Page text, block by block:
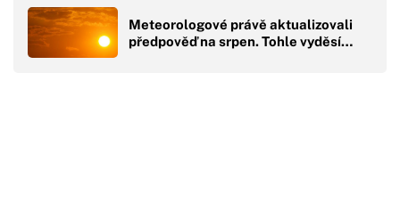
Meteorologové právě aktualizovali
předpověď na srpen. Tohle vyděsí…